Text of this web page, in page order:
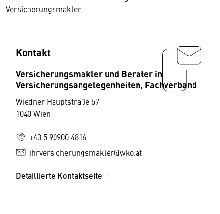
Versicherungsmakler
Kontakt
Versicherungsmakler und Berater in
Versicherungsangelegenheiten, Fachverband
Wiedner Hauptstraße 57
1040 Wien
+43 5 90900 4816
ihrversicherungsmakler@wko.at
Detaillierte Kontaktseite